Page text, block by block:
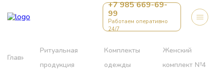
+7 985 669-69-
99
Работаем оперативно
24/7
Главная
Ритуальная
продукция
Комплекты
одежды
Женский
комплект №4